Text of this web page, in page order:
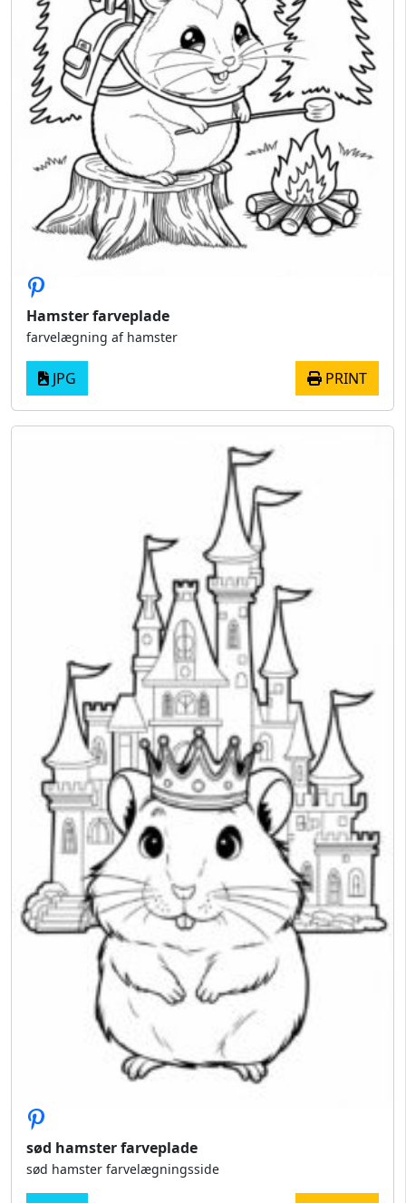
Hamster farveplade
farvelægning af hamster
JPG PRINT
sød hamster farveplade
sød hamster farvelægningsside